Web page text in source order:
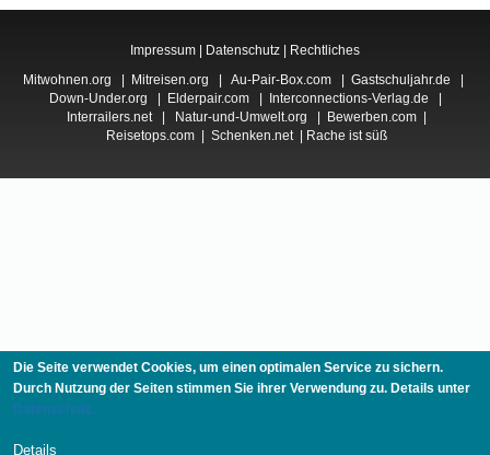
Impressum Datenschutz
Rechtliches
Mitwohnen.org
Mitreisen.org Au-Pair-Box.com Gastschuljahr.de
Down-Under.org
Elderpair.com| Interconnections-Verlag.de
Interrailers.net| Natur-und-Umwelt.org Bewerben.com
Reisetops.com
Schenken.net| Rache ist süß
Die Seite verwendet Cookies, um einen optimalen Service zu sichern.
Durch Nutzung der Seiten stimmen Sie ihrer Verwendung zu. Details unter
Datenschutz.
Details